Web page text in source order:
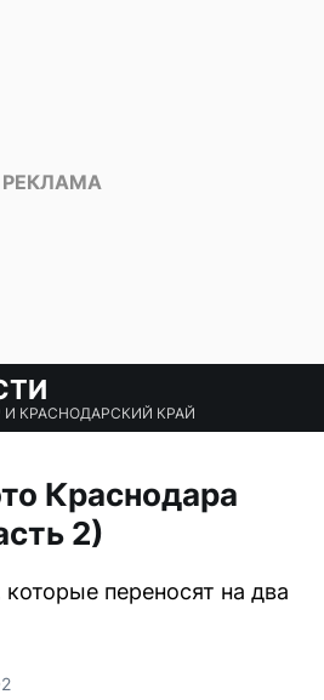
И КРАСНОДАРСКИЙ КРАЙ
Краснодара
2)
переносят на два
2